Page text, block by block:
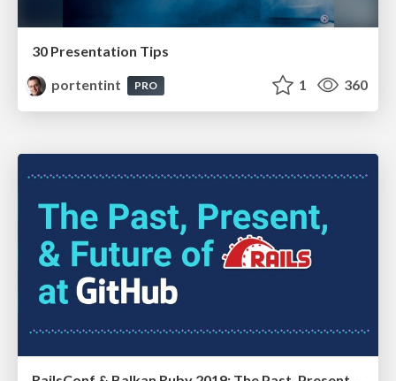
30 Presentation Tips
portentint
PRO 1 360